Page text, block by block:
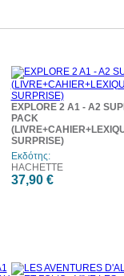
EXPLORE 2 A1 - A2
PACK
SURPRISE)
Εκδότης:
HACHETTE
37,90 €